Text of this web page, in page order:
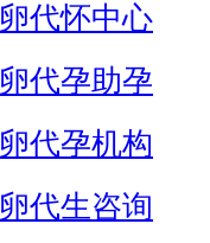
代怀中心
代孕助孕
代孕机构
代生咨询